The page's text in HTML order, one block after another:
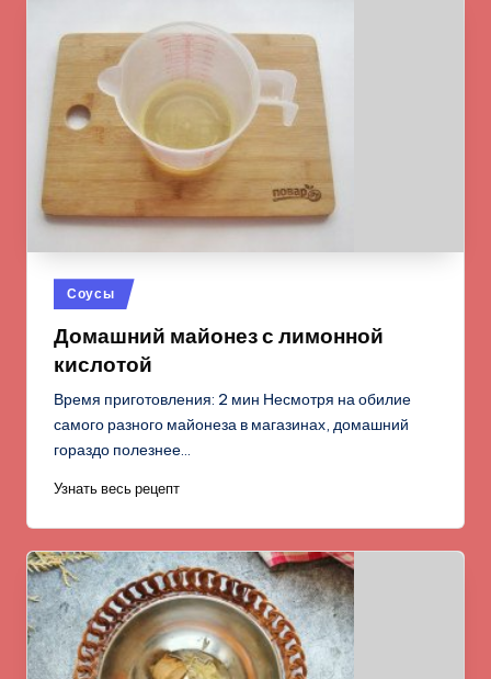
Опубликовано
в
Соусы
Домашний майонез с лимонной
кислотой
Время приготовления: 2 мин Несмотря на обилие
самого разного майонеза в магазинах, домашний
гораздо полезнее…
Узнать весь рецепт